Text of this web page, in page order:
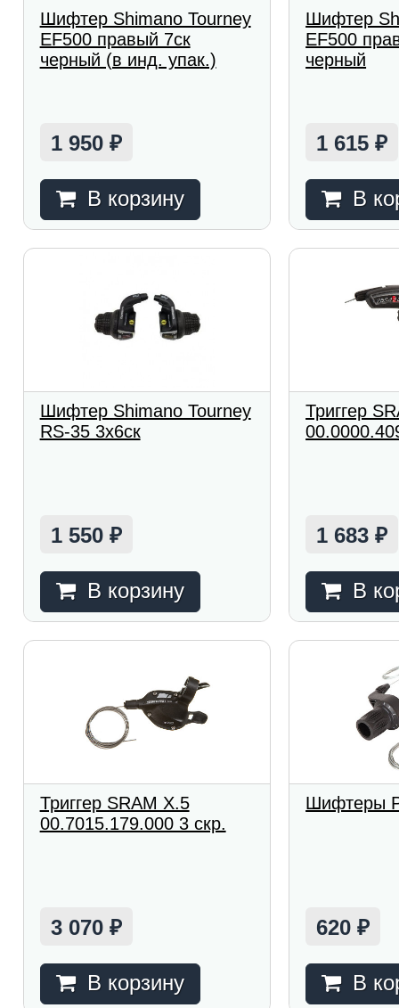
Шифтер Shimano Tourney
EF500 правый 7ск
черный (в инд. упак.)
1 950 ₽
В корзину
Шифтер
EF500
черный
1 615₽
В
Шифтер Shimano Tourney
RS-35 3x6ск
1 550 ₽
В корзину
Триггер
1 683₽
В
Триггер SRAM X.5
00.7015.179.000 3 скр.
3 070 ₽
В корзину
Шифтеры
620₽
В